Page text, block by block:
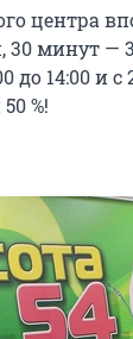
центра
30 минут —
до 14:00 и
%!